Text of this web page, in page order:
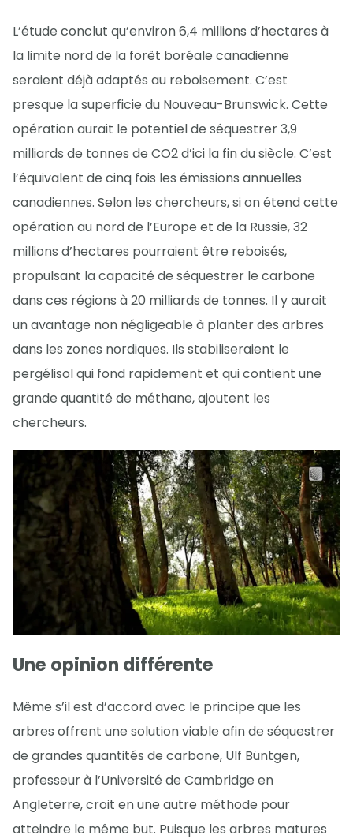
L’étude conclut qu’environ 6,4 millions d’hectares à
la limite nord de la forêt boréale canadienne
seraient déjà adaptés au reboisement. C’est
presque la superficie du Nouveau-Brunswick. Cette
opération aurait le potentiel de séquestrer 3,9
milliards de tonnes de CO2 d’ici la fin du siècle. C’est
l’équivalent de cinq fois les émissions annuelles
canadiennes. Selon les chercheurs, si on étend cette
opération au nord de l’Europe et de la Russie, 32
millions d’hectares pourraient être reboisés,
propulsant la capacité de séquestrer le carbone
dans ces régions à 20 milliards de tonnes. Il y aurait
un avantage non négligeable à planter des arbres
dans les zones nordiques. Ils stabiliseraient le
pergélisol qui fond rapidement et qui contient une
grande quantité de méthane, ajoutent les
chercheurs.
Une opinion différente
Même s’il est d’accord avec le principe que les
arbres offrent une solution viable afin de séquestrer
de grandes quantités de carbone, Ulf Büntgen,
professeur à l’Université de Cambridge en
Angleterre, croit en une autre méthode pour
atteindre le même but. Puisque les arbres matures